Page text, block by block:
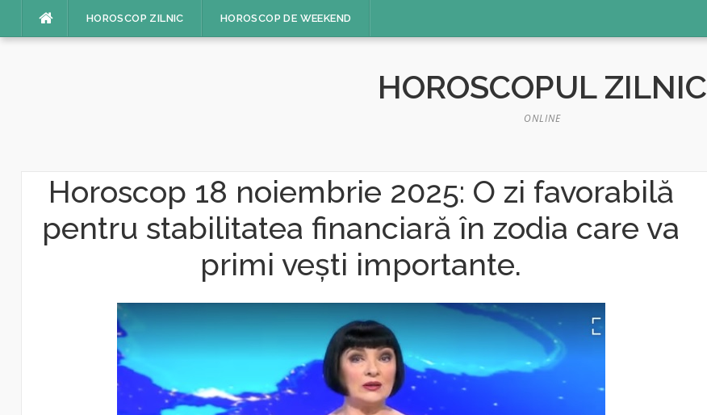
HOROSCOP ZILNIC HOROSCOP DE WEEKEND
HOROSCOPUL ZILNIC
ONLINE
Horoscop 18 noiembrie 2025: O zi favorabilă
pentru stabilitatea financiară în zodia care va
primi veşti importante.